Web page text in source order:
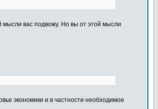
мысли вас подвожу. Но вы от этой мысли
экономики и в частности необходимое